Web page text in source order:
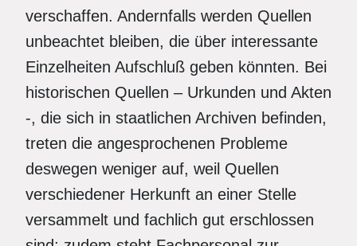
verschaffen. Andernfalls werden Quellen
unbeachtet bleiben, die über interessante
Einzelheiten Aufschluß geben könnten. Bei
historischen Quellen – Urkunden und Akten
-, die sich in staatlichen Archiven befinden,
treten die angesprochenen Probleme
deswegen weniger auf, weil Quellen
verschiedener Herkunft an einer Stelle
versammelt und fachlich gut erschlossen